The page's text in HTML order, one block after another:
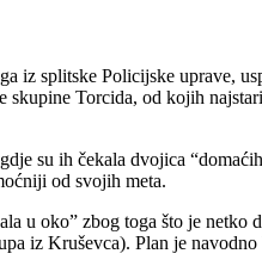
iz splitske Policijske uprave,
Torcida, od kojih
su ih čekala dvojica
od svojih meta.
u oko” zbog toga što je
iz Kruševca). Plan je